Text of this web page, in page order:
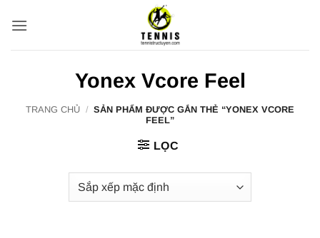
qua
Yonex Vcore Feel
TRANG CHỦ / SẢN PHẨM ĐƯỢC GẮN THẺ “YONEX VCORE
FEEL”
LỌC